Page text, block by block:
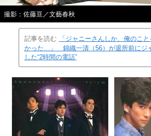
撮影：佐藤亘／文藝春秋
記事を読む
「ジャニーさんしか、俺のこ
かった…」 錦織一清（56）が退所前にジ
した“2時間の電話”